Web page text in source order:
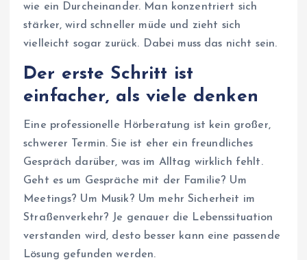
wie ein Durcheinander. Man konzentriert sich
stärker, wird schneller müde und zieht sich
vielleicht sogar zurück. Dabei muss das nicht sein.
Der erste Schritt ist
einfacher, als viele denken
Eine professionelle Hörberatung ist kein großer,
schwerer Termin. Sie ist eher ein freundliches
Gespräch darüber, was im Alltag wirklich fehlt.
Geht es um Gespräche mit der Familie? Um
Meetings? Um Musik? Um mehr Sicherheit im
Straßenverkehr? Je genauer die Lebenssituation
verstanden wird, desto besser kann eine passende
Lösung gefunden werden.